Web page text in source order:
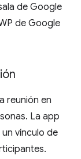
de Google
de Google
reunión en
La app
vínculo de